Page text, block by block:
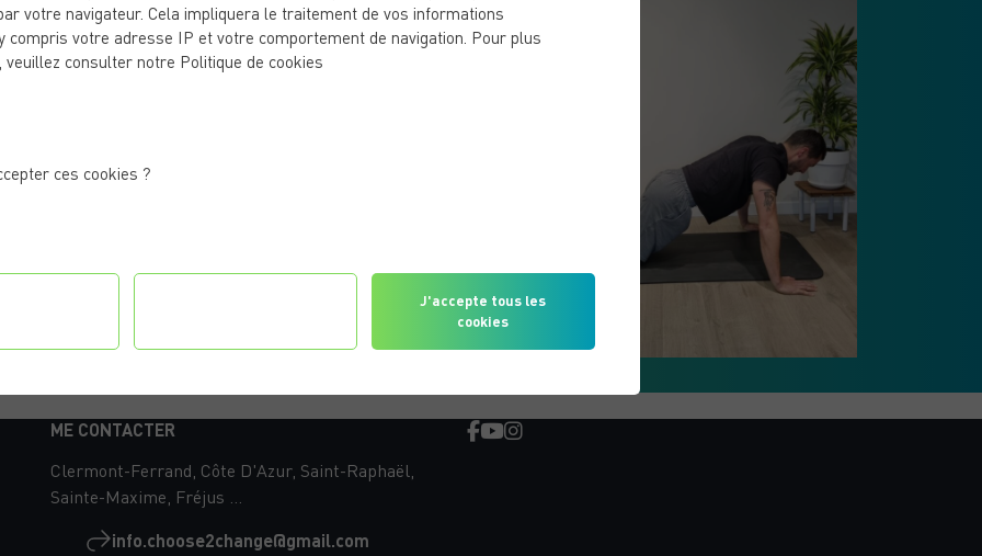
l’idée d’aller en salle de sport vous freine ?
ME CONTACTER
Clermont-Ferrand, Côte D'Azur, Saint-Raphaël,
Sainte-Maxime, Fréjus ...
info.choose2change@gmail.com
votre navigateur. Cela impliquera le traitement de vos informations
compris votre adresse IP et votre comportement de navigation. Pour plus
veuillez consulter notre Politique de cookies
ces cookies ?
J'accepte tous les
cookies